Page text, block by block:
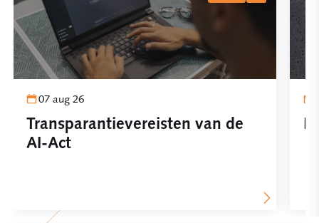
07 aug 26
Transparantievereisten van de
AI-Act